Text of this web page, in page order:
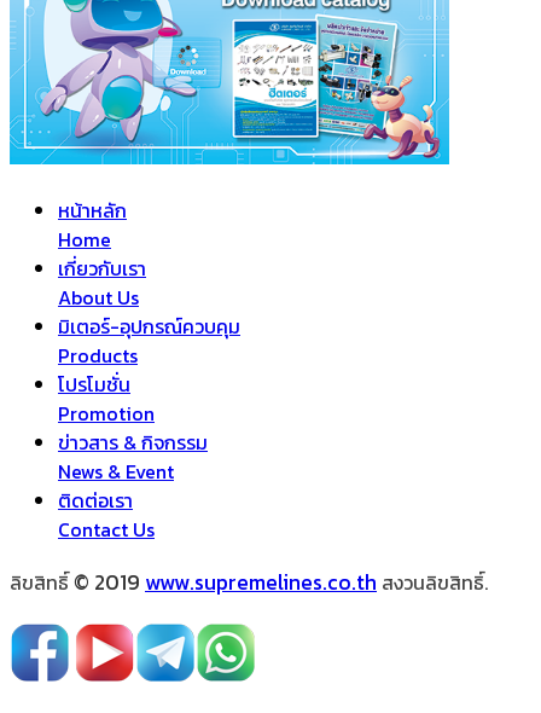
หน้าหลัก
Home
เกี่ยวกับเรา
About Us
มิเตอร์-อุปกรณ์ควบคุม
Products
โปรโมชั่น
Promotion
ข่าวสาร & กิจกรรม
News & Event
ติดต่อเรา
Contact Us
ลิขสิทธิ์© 2019 www.supremelines.co.th สงวนลิขสิทธิ์.